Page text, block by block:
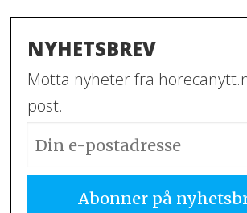
NYHETSBREV
Motta nyheter fra
post.